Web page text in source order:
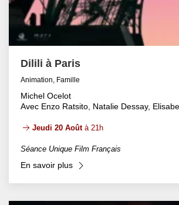
Dilili à Paris
Animation, Famille
Michel Ocelot
Avec Enzo Ratsito, Natalie Dessay,
Jeudi 20 Aoûtà 21h
Séance Unique Film Français
En savoir plus